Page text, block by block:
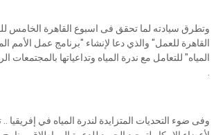
وتطرق سيادته لما تحقق فى اسبوع القاهرة الخامس
القاهرة للعمل" والذي دعا لإنشاء "برنامج عمل الأمم
المياه" للتعامل مع ندرة المياه وتداعياتها بالمجتمعات
وفى ضوء التحديات المتزايدة لندرة المياه في إفريقيا